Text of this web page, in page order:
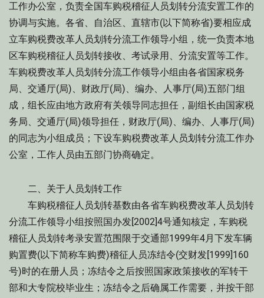
工作办公室，负责全国车购税稽征人员划转分流安置工作的
协调与实施。各省、自治区、直辖市(以下简称省)要相应成
立车购税费改革人员划转分流工作领导小组，统一负责本地
区车购税稽征人员划转接收、考试录用、分流安置等工作。
车购税费改革人员划转分流工作领导小组由各省国家税务
局、交通厅(局)、财政厅(局)、编办、人事厅(局)五部门组
成，组长应由地方政府有关领导同志担任，副组长由国家税
务局、交通厅(局)领导担任，财政厅(局)、编办、人事厅(局)
的同志为小组成员；下设车购税费改革人员划转分流工作办
公室，工作人员由五部门协商确定。
二、关于人员划转工作
车购税稽征人员划转基数由各省车购税费改革人员划转
分流工作领导小组按照国办发[2002]4号通知核定，车购税
稽征人员划转考录安置范围限于交通部1999年4月下发车辆
购置费(以下简称车购费)稽征人员冻结令(交财发[1999]160
号)时的在册人员；冻结令之后按照国家政策接收的军转干
部和大专院校毕业生；冻结令之后确属工作需要，并按干部